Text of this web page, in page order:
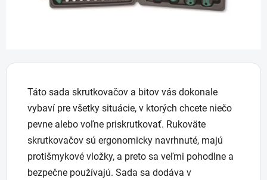
Táto sada skrutkovačov a bitov vás dokonale
vybaví pre všetky situácie, v ktorých chcete niečo
pevne alebo voľne priskrutkovať. Rukoväte
skrutkovačov sú ergonomicky navrhnuté, majú
protišmykové vložky, a preto sa veľmi pohodlne a
bezpečne používajú. Sada sa dodáva v